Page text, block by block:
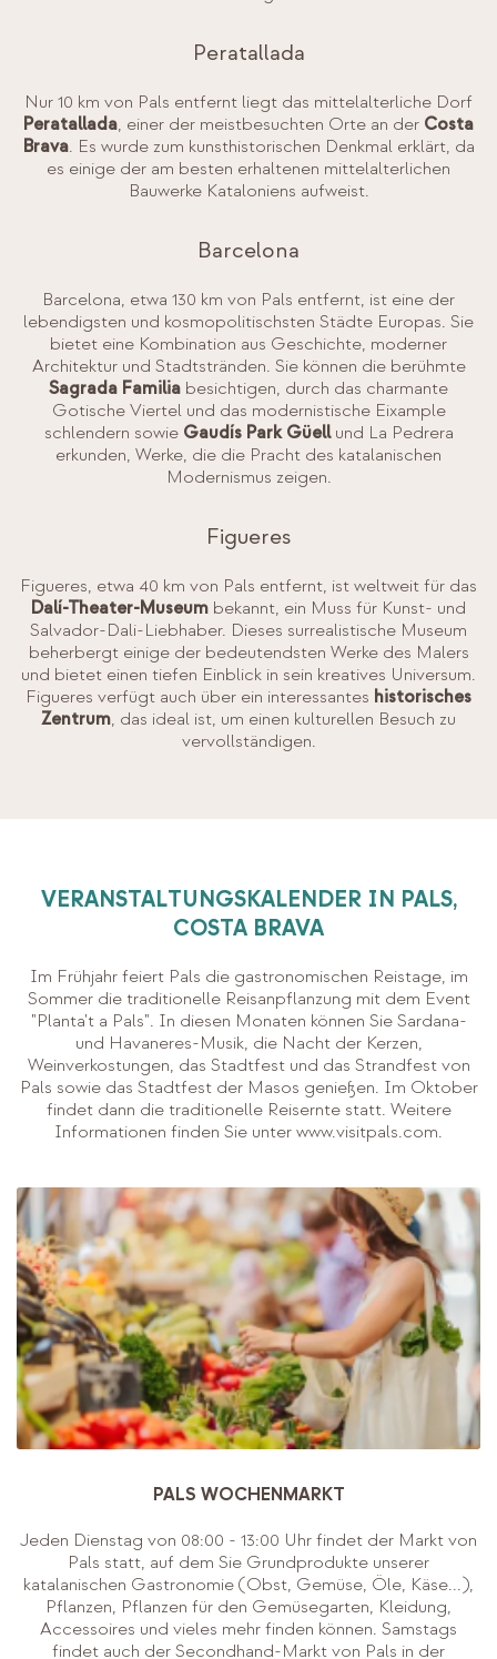
Peratallada
Nur 10 km von Pals entfernt liegt das mittelalterliche Dorf
Peratallada, einer der meistbesuchten Orte an der Costa
Brava. Es wurde zum kunsthistorischen Denkmal erklärt, da
es einige der am besten erhaltenen mittelalterlichen
Bauwerke Kataloniens aufweist.
Barcelona
Barcelona, etwa 130 km von Pals entfernt, ist eine der
lebendigsten und kosmopolitischsten Städte Europas. Sie
bietet eine Kombination aus Geschichte, moderner
Architektur und Stadtstränden. Sie können die berühmte
Sagrada Familia besichtigen, durch das charmante
Gotische Viertel und das modernistische Eixample
schlendern sowie Gaudís Park Güellund La Pedrera
erkunden, Werke, die die Pracht des katalanischen
Modernismus zeigen.
Figueres
Figueres, etwa 40 km von Pals entfernt, ist weltweit für das
Dalí-Theater-Museum bekannt, ein Muss für Kunst- und
Salvador-Dali-Liebhaber. Dieses surrealistische Museum
beherbergt einige der bedeutendsten Werke des Malers
und bietet einen tiefen Einblick in sein kreatives Universum.
Figueres verfügt auch über ein interessantes historisches
Zentrum, das ideal ist, um einen kulturellen Besuch zu
vervollständigen.
VERANSTALTUNGSKALENDER IN PALS,
COSTA BRAVA
Im Frühjahr feiert Pals die gastronomischen Reistage, im
Sommer die traditionelle Reisanpflanzung mit dem Event
"Planta't a Pals". In diesen Monaten können Sie Sardana-
und Havaneres-Musik, die Nacht der Kerzen,
Weinverkostungen, das Stadtfest und das Strandfest von
Pals sowie das Stadtfest der Masos genießen. Im Oktober
findet dann die traditionelle Reisernte statt. Weitere
Informationen finden Sie unter www.visitpals.com.
PALS WOCHENMARKT
Jeden Dienstag von 08:00 - 13:00 Uhr findet der Markt von
Pals statt, auf dem Sie Grundprodukte unserer
katalanischen Gastronomie (Obst, Gemüse, Öle, Käse...),
Pflanzen, Pflanzen für den Gemüsegarten, Kleidung,
Accessoires und vieles mehr finden können. Samstags
findet auch der Secondhand-Markt von Pals in der